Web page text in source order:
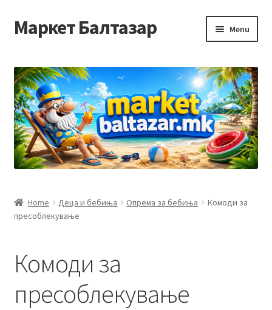
Skip
to
Skip
to
Маркет Балтазар Menu
Checkout
Homepage
Privacy Policy
Контакт
Home Деца и бебиња Опрема за бебиња
Комоди за
пресоблекување
Комоди за
пресоблекување